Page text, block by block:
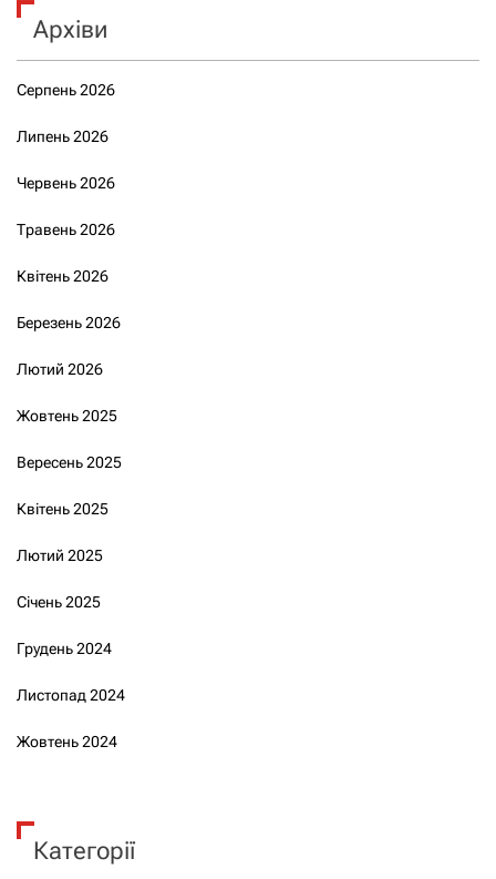
Архіви
Серпень 2026
Липень 2026
Червень 2026
Травень 2026
Квітень 2026
Березень 2026
Лютий 2026
Жовтень 2025
Вересень 2025
Квітень 2025
Лютий 2025
Січень 2025
Грудень 2024
Листопад 2024
Жовтень 2024
Категорії